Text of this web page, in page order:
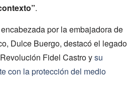
.
por la embajadora de
Dulce Buergo, destacó el legado
Fidel Castro ysu
con la protección del medio